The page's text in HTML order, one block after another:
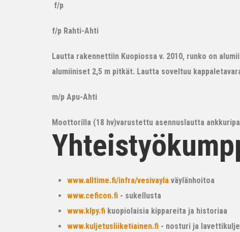
f/p
f/p Rahti-Ahti
Lautta rakennettiin Kuopiossa v. 2010, runko on
alumiiniset 2,5 m pitkät. Lautta soveltuu
m/p Apu-Ahti
Moottorilla (18 hv)varustettu asennuslautta
www.alltime.fi/infra/vesivayla väylänhoitoa
www.ceficon.fi - sukellusta
www.klpy.fi kuopiolaisia kippareita ja historiaa
www.kuljetusliiketiainen.fi - nosturi ja